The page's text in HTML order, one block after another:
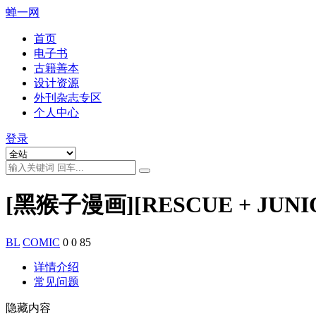
蝉一网
首页
电子书
古籍善本
设计资源
外刊杂志专区
个人中心
登录
[黑猴子漫画][RESCUE +
BL COMIC 0 0 85
详情介绍
常见问题
隐藏内容